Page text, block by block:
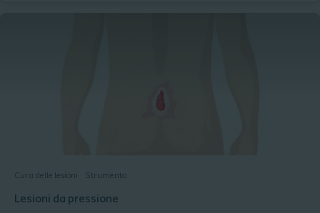
Cura delle lesioni Strumento
Lesioni da pressione